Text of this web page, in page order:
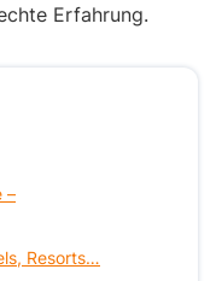
Erfahrung.
–
Resorts…